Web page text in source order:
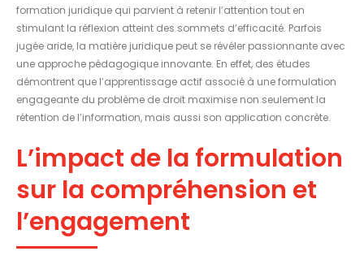
formation juridique qui parvient à retenir l’attention tout en
stimulant la réflexion atteint des sommets d’efficacité. Parfois
jugée aride, la matière juridique peut se révéler passionnante avec
une approche pédagogique innovante. En effet, des études
démontrent que l’apprentissage actif associé à une formulation
engageante du problème de droit maximise non seulement la
rétention de l’information, mais aussi son application concrète.
L’impact de la formulation
sur la compréhension et
l’engagement